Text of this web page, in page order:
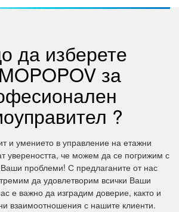
да изберете
за
?
и умението в управление на етажни
увереността, че можем да се погрижим с
Ваши проблеми! С предлаганите от нас
да удовлетворим всички Ваши
е важно да изградим доверие, както и
взаимоотношения с нашите клиенти.